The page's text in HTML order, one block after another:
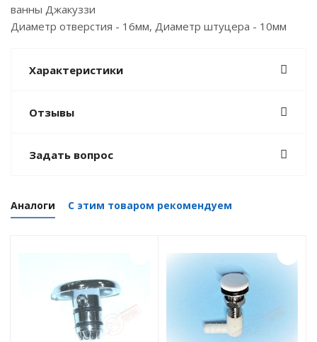
ванны Джакуззи
Диаметр отверстия - 16мм, Диаметр штуцера - 10мм
Характеристики
Отзывы
Задать вопрос
Аналоги С этим товаром рекомендуем